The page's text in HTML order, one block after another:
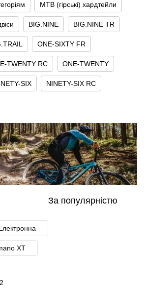
MTB (гірські) хардтейли
BIG.NINE BIG.NINE TR
ONE-SIXTY FR
TWENTY RC ONE-TWENTY
SIX NINETY-SIX RC
За популярністю
XT